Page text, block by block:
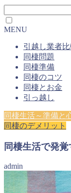
MENU
引越し業者
同棲問題
同棲準備
同棲のコツ
同棲とお金
引っ越し
同棲生活～準備と
同棲のデメリット
同棲生活で発
admin